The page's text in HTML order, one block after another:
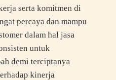
serta komitmen di
percaya dan mampu
dalam hal jasa
untuk
demi terciptanya
kinerja